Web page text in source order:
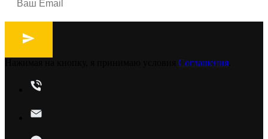
Соглашения